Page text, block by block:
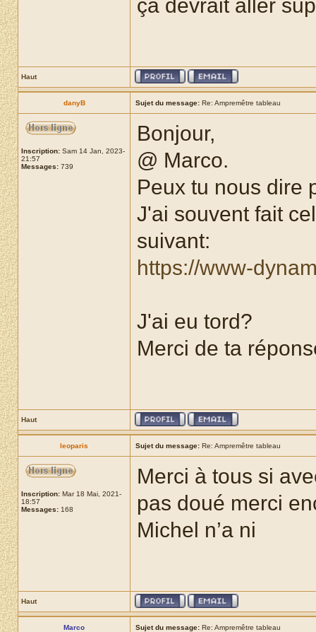
ça devrait aller
Haut
danyB Sujet du message: Re: Ampremêtre tableau
Inscription: Sam 14 Jan, 2023-
21:57
Messages: 739
Bonjour,
@ Marco.
Peux tu nous dire
J'ai souvent fait
suivant:
https://www-
J'ai eu tord?
Merci de ta
Haut
leoparis Sujet du message: Re: Ampremêtre tableau
Inscription: Mar 18 Mai, 2021-
18:57
Messages: 168
Merci à tous si
pas doué merci
Michel n’a ni
Haut
Marco Sujet du message: Re: Ampremêtre tableau